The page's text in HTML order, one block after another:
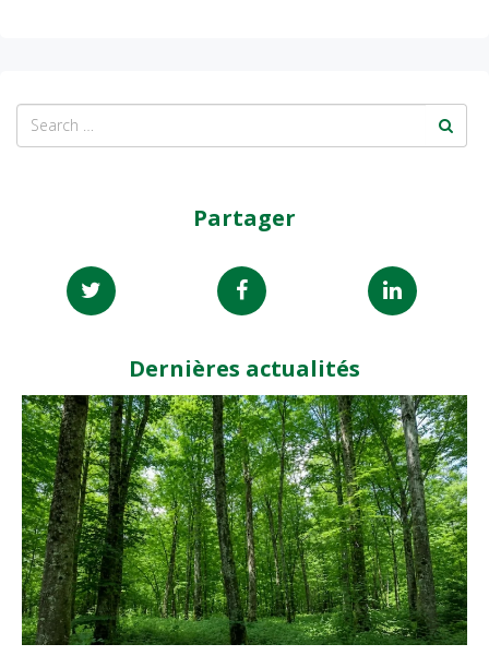
Partager
Dernières actualités